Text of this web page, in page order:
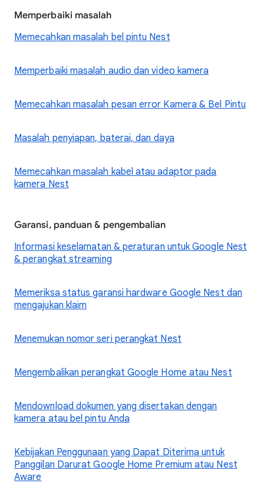
Memperbaiki masalah
Memecahkan masalah bel pintu Nest
Memperbaiki masalah audio dan video kamera
Memecahkan masalah pesan error Kamera & Bel Pintu
Masalah penyiapan, baterai, dan daya
Memecahkan masalah kabel atau adaptor pada
kamera Nest
Garansi, panduan & pengembalian
Informasi keselamatan & peraturan untuk Google Nest
& perangkat streaming
Memeriksa status garansi hardware Google Nest dan
mengajukan klaim
Menemukan nomor seri perangkat Nest
Mengembalikan perangkat Google Home atau Nest
Mendownload dokumen yang disertakan dengan
kamera atau bel pintu Anda
Kebijakan Penggunaan yang Dapat Diterima untuk
Panggilan Darurat Google Home Premium atau Nest
Aware